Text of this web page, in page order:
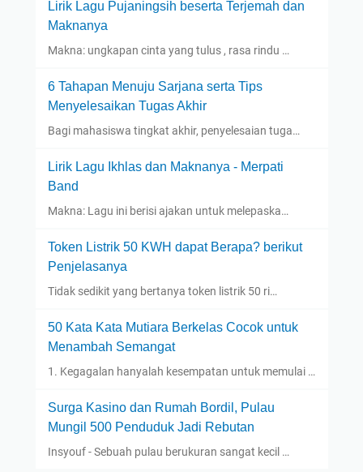
Lirik Lagu Pujaningsih beserta Terjemah dan
Maknanya
Makna: ungkapan cinta yang tulus , rasa rindu …
6 Tahapan Menuju Sarjana serta Tips
Menyelesaikan Tugas Akhir
Bagi mahasiswa tingkat akhir, penyelesaian tuga…
Lirik Lagu Ikhlas dan Maknanya - Merpati
Band
Makna: Lagu ini berisi ajakan untuk melepaska…
Token Listrik 50 KWH dapat Berapa? berikut
Penjelasanya
Tidak sedikit yang bertanya token listrik 50 ri…
50 Kata Kata Mutiara Berkelas Cocok untuk
Menambah Semangat
1. Kegagalan hanyalah kesempatan untuk memulai …
Surga Kasino dan Rumah Bordil, Pulau
Mungil 500 Penduduk Jadi Rebutan
Insyouf - Sebuah pulau berukuran sangat kecil …